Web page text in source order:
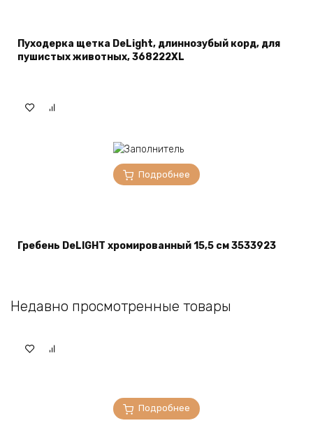
Пуходерка щетка DeLight, длиннозубый корд, для
пушистых животных, 368222XL
Подробнее
Гребень DeLIGHT хромированный 15,5 см 3533923
Недавно просмотренные товары
Подробнее